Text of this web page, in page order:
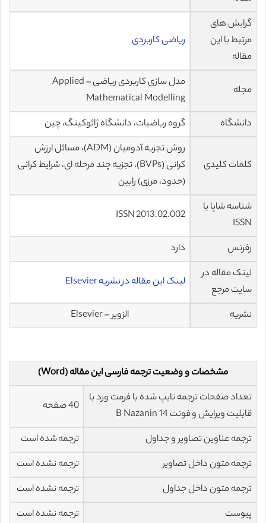
گرایش های
مرتبط با این
مقاله
ریاضی کاربردی
مجله
مدل سازی کاربردی ریاضی – Applied
Mathematical Modelling
دانشگاه
گروه ریاضیات، دانشگاه ژائوکینگ، چین
کلمات کلیدی
روش تجزیه آدومیان (ADM)، مسائل ارزش
کرانی (BVPs)، تجزیه چند مرحله ای، شرایط کرانی
(حدود، مرزی) رابین
شناسه شاپا یا
ISSN
ISSN 2013.02.002
رفرنس
دارد
لینک مقاله در
سایت مرجع
لینک این مقاله در نشریه Elsevier
نشریه الزویر – Elsevier
مشخصات و وضعیت ترجمه فارسی این مقاله (Word)
تعداد صفحات ترجمه تایپ شده با فرمت ورد با
قابلیت ویرایش و فونت 14 B Nazanin
40 صفحه
ترجمه عناوین تصاویر و جداول
ترجمه شده است
ترجمه متون داخل تصاویر
ترجمه نشده است
ترجمه متون داخل جداول
ترجمه نشده است
پیوست
ترجمه نشده است